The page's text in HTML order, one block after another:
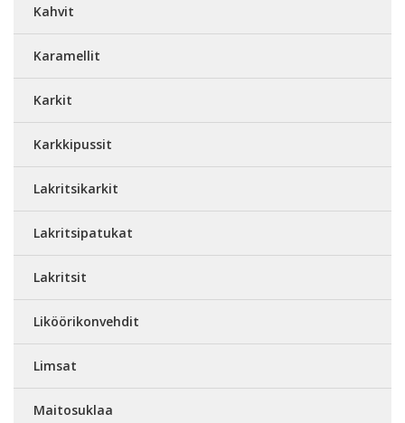
Kahvit
Karamellit
Karkit
Karkkipussit
Lakritsikarkit
Lakritsipatukat
Lakritsit
Liköörikonvehdit
Limsat
Maitosuklaa